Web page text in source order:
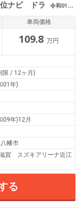
ナビ ドラ 令和01年（2019年） 3.8万km 滋賀県近江八幡市
車両価格
109.8 万円
限 / 12ヶ月)
01年)
09年)12月
幡市
賀 スズキアリーナ近江
る